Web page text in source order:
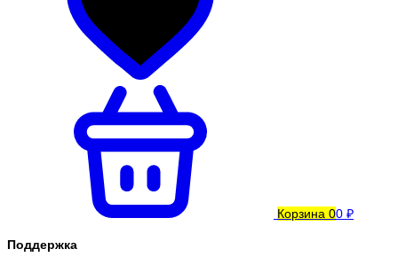
Корзина 00 ₽
Поддержка